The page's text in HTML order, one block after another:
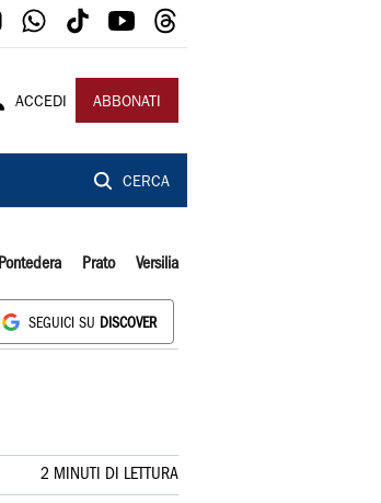
ACCEDI ABBONATI
CERCA
Pontedera Prato Versilia
SEGUICI SU DISCOVER
2 MINUTI DI LETTURA